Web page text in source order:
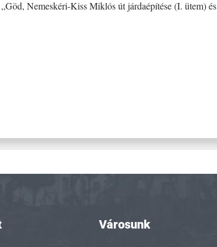
Nemeskéri-Kiss Miklós út járdaépítése (I. ütem) és
Városunk